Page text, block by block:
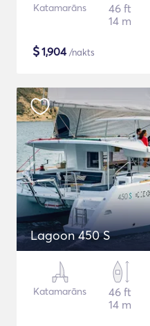
Katamarāns
46 ft
14 m
$1,904/nakts
Lagoon 450 S
Katamarāns
46 ft
14 m